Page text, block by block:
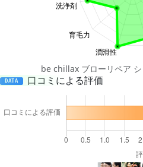
be chillax ブローリペア
DATA 口コミによる評価